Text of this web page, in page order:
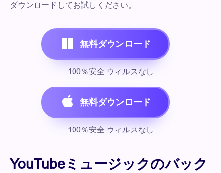
ダウンロードしてお試しください。
無料ダウンロード
100％安全 ウィルスなし
無料ダウンロード
100％安全 ウィルスなし
YouTubeミュージックのバック